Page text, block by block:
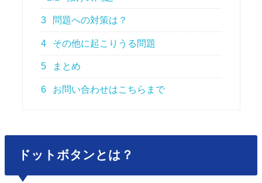
3 問題への対策は？
4 その他に起こりうる問題
5 まとめ
6 お問い合わせはこちらまで
ドットボタンとは？